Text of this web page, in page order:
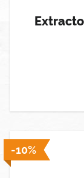
-10%